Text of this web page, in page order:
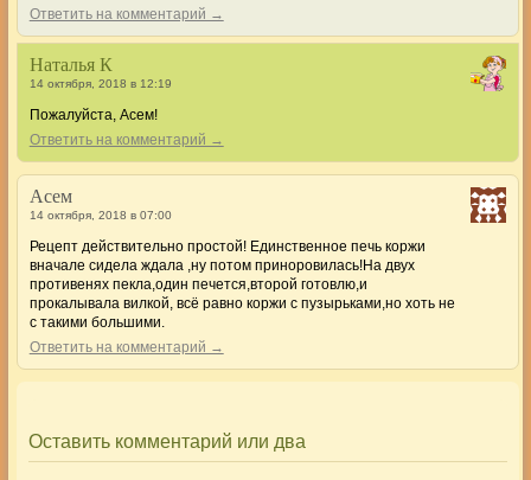
Ответить на комментарий →
Наталья К
14 октября, 2018 в 12:19
Пожалуйста, Асем!
Ответить на комментарий →
Асем
14 октября, 2018 в 07:00
Рецепт действительно простой! Единственное печь коржи
вначале сидела ждала ,ну потом приноровилась!На двух
противенях пекла,один печется,второй готовлю,и
прокалывала вилкой, всё равно коржи с пузырьками,но хоть не
с такими большими.
Ответить на комментарий →
Оставить комментарий или два